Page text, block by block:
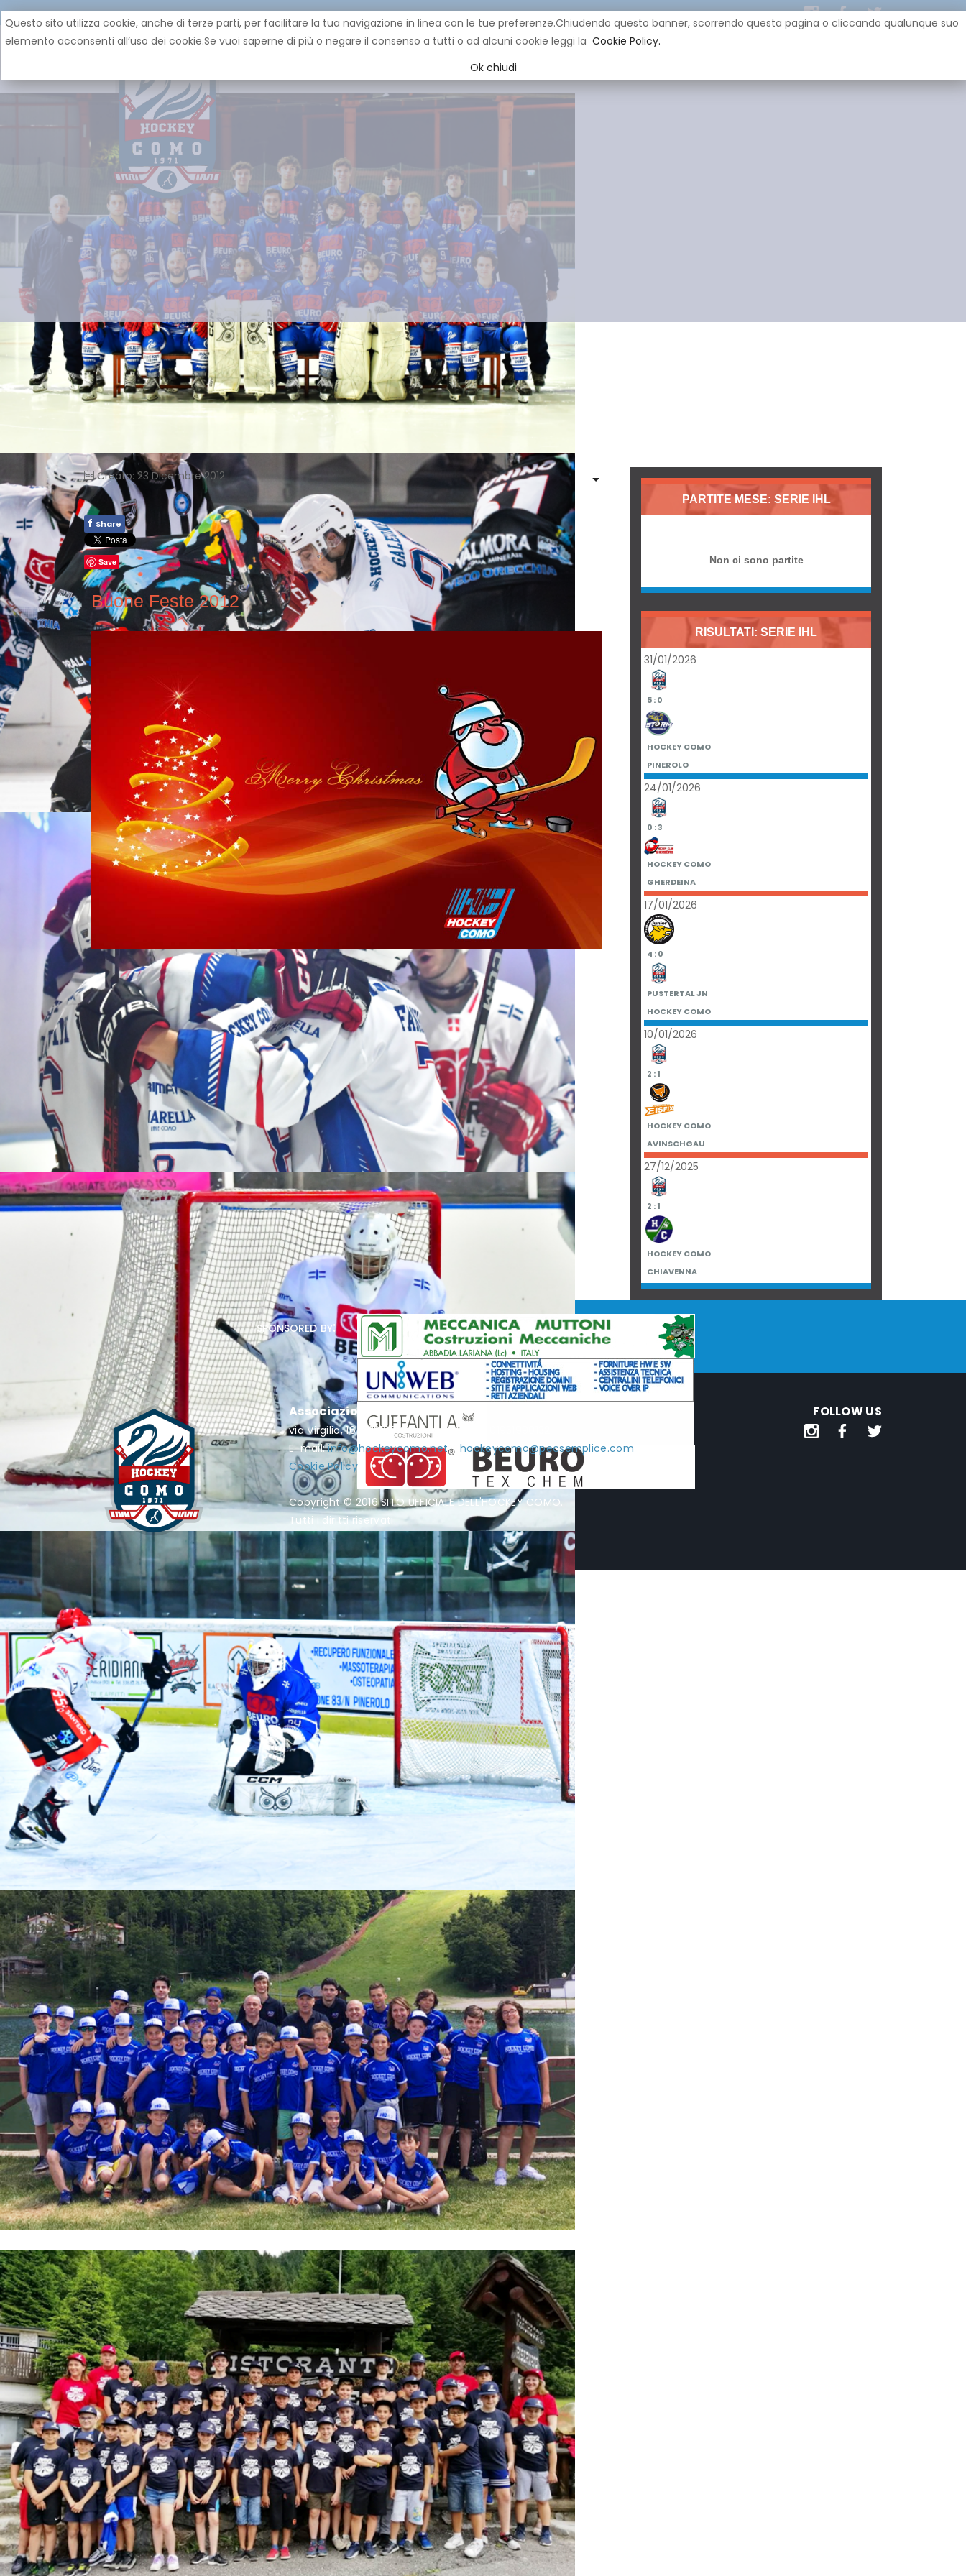
YOUNG
Creato: 23 Dicembre 2012
f Share
Save
Buone Feste 2012
PARTITE MESE: SERIE IHL
Non ci sono partite
RISULTATI: SERIE IHL
31/01/2026
5 : 0
HOCKEY COMO
PINEROLO
24/01/2026
0 : 3
HOCKEY COMO
GHERDEINA
17/01/2026
4 : 0
PUSTERTAL JN
HOCKEY COMO
10/01/2026
2 : 1
HOCKEY COMO
AVINSCHGAU
27/12/2025
2 : 1
HOCKEY COMO
CHIAVENNA
sponsored by:
Associazione Hockey Como
via Virgilio, 16 - 22100 Como - P.I. / C.F. 01951990132
E-mail:info@hockeycomo.net-hockeycomo@pecsemplice.com
Cookie Policy
Copyright © 2016 SITO UFFICIALE DELL'HOCKEY COMO.
Tutti i diritti riservati.
FOLLOW US
Questo sito utilizza cookie, anche di terze parti, per facilitare la tua navigazione in linea con le tue preferenze.Chiudendo questo banner, scorrendo questa pagina o cliccando qualunque suo
elemento acconsenti all’uso dei cookie.Se vuoi saperne di più o negare il consenso a tutti o ad alcuni cookie leggi la Cookie Policy.
Ok chiudi